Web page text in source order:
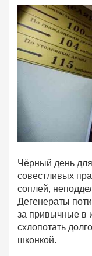
Чёрный день
совестливых
соплей,
Дегенераты
за привычные в
схлопотать
шконкой.